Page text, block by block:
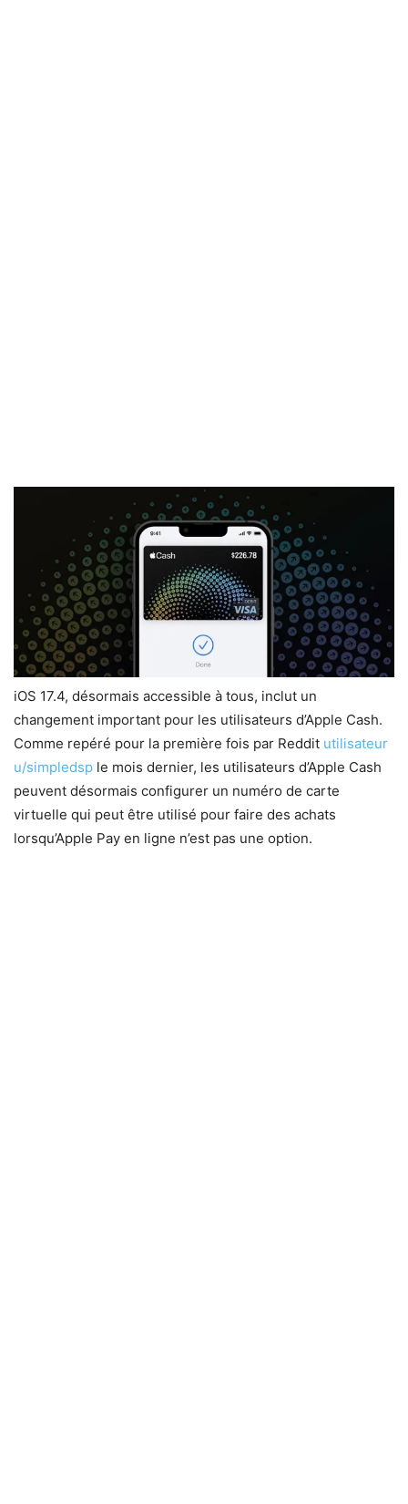
iOS 17.4, désormais accessible à tous, inclut un
changement important pour les utilisateurs d’Apple Cash.
Comme repéré pour la première fois par Reddit utilisateur
u/simpledsp le mois dernier, les utilisateurs d’Apple Cash
peuvent désormais configurer un numéro de carte
virtuelle qui peut être utilisé pour faire des achats
lorsqu’Apple Pay en ligne n’est pas une option.